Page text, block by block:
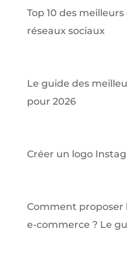
Top 10 des
réseaux sociaux
Le guide des
pour 2026
Créer un logo
Comment proposer
e-commerce ? Le